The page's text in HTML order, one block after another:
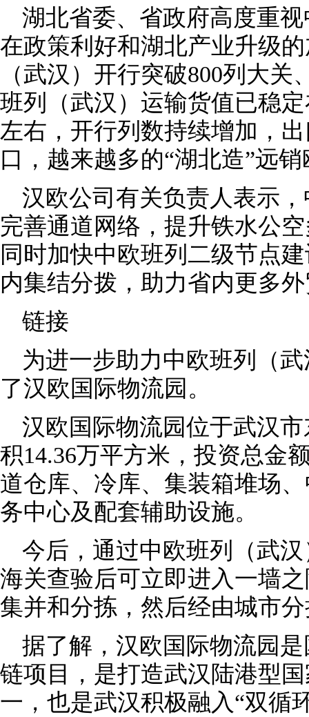
湖北省委、省政府高度重
在政策利好和湖北产业升级
（武汉）开行突破800列大
班列（武汉）运输货值已稳
左右，开行列数持续增加，
口，越来越多的“湖北造”远
汉欧公司有关负责人表示
完善通道网络，提升铁水公
同时加快中欧班列二级节点
内集结分拨，助力省内更多
链接
为进一步助力中欧班列（
了汉欧国际物流园。
汉欧国际物流园位于武汉
积14.36万平方米，投资总金
道仓库、冷库、集装箱堆场
务中心及配套辅助设施。
今后，通过中欧班列（武
海关查验后可立即进入一墙
集并和分拣，然后经由城市
据了解，汉欧国际物流园
链项目，是打造武汉陆港型
一，也是武汉积极融入“双循